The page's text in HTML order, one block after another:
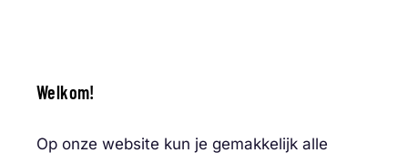
Welkom!
Op onze website kun je gemakkelijk alle